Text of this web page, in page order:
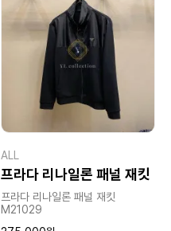
ALL
프라다 리나일론 패널 재킷
프라다 리나일론 패널 재킷
M21029